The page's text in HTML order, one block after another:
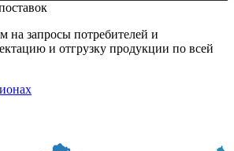
на запросы потребителей и
и отгрузку продукции по всей